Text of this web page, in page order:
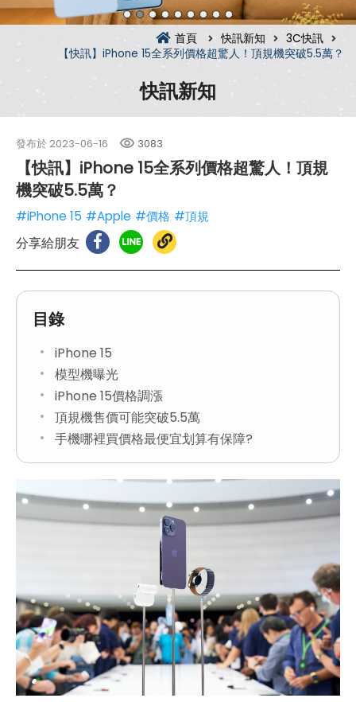
首頁 快訊新知
3C快訊
【快訊】iPhone 15全系列價格超驚人！頂規機突破5.5萬？
快訊新知
發布於 2023-06-16 3083
【快訊】iPhone 15全系列價格超驚人！頂規
機突破5.5萬？
#iPhone 15 #Apple #價格 #頂規
分享給朋友
目錄
iPhone 15
模型機曝光
iPhone 15價格調漲
頂規機售價可能突破5.5萬
手機哪裡買價格最便宜划算有保障?